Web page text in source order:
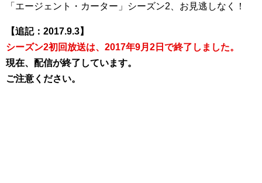
「エージェント・カーター」シーズン2、お見逃しなく！
【追記：2017.9.3】
シーズン2初回放送は、2017年9月2日で終了しました。
現在、配信が終了しています。
ご注意ください。